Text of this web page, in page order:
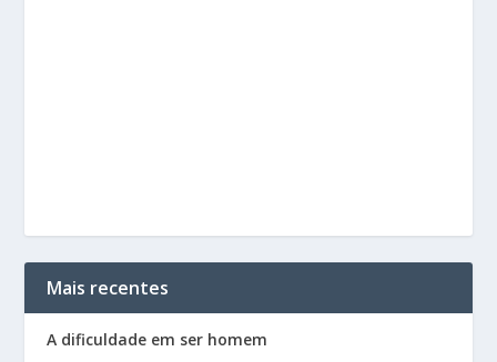
Mais recentes
A dificuldade em ser homem